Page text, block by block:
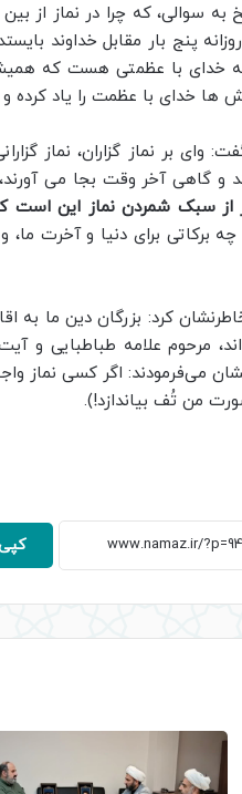
به سوالی، که چرا در نماز از
پنج بار مقابل خداوند
خدای با عظمتی هست که
ها خدای با عظمت را یاد کرده
5 سوره ماعون، گفت: وای بر نماز
و گاهی آخر وقت بجا می
از سبک شمردن نماز این است
چه برکاتی برای دنیا و آخرت
کرد: بزرگان دین ما به
مرحوم علامه طباطبایی و
می‌‌فرمودند: اگر کسی نماز
من تُف بیاندازد!).